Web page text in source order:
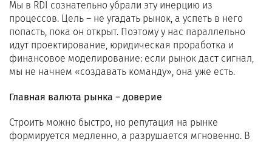
Мы в RDI сознательно убрали эту инерцию из
процессов. Цель – не угадать рынок, а успеть в него
попасть, пока он открыт. Поэтому у нас параллельно
идут проектирование, юридическая проработка и
финансовое моделирование: если рынок даст сигнал,
мы не начнем «создавать команду», она уже есть.
Главная валюта рынка – доверие
Строить можно быстро, но репутация на рынке
формируется медленно, а разрушается мгновенно. В